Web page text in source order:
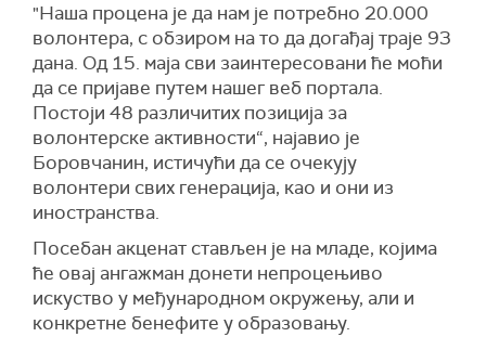
"Наша процена је да нам је потребно 20.000
волонтера, с обзиром на то да догађај траје 93
дана. Од 15. маја сви заинтересовани ће моћи
да се пријаве путем нашег веб портала.
Постоји 48 различитих позиција за
волонтерске активности“, најавио је
Боровчанин, истичући да се очекују
волонтери свих генерација, као и они из
иностранства.
Посебан акценат стављен је на младе, којима
ће овај ангажман донети непроцењиво
искуство у међународном окружењу, али и
конкретне бенефите у образовању.